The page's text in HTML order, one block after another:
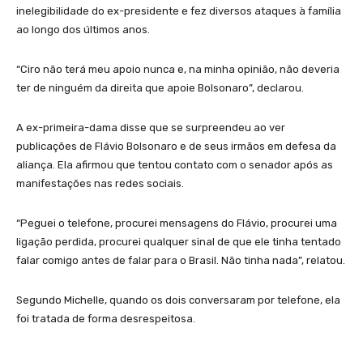
inelegibilidade do ex-presidente e fez diversos ataques à família
ao longo dos últimos anos.
“Ciro não terá meu apoio nunca e, na minha opinião, não deveria
ter de ninguém da direita que apoie Bolsonaro”, declarou.
A ex-primeira-dama disse que se surpreendeu ao ver
publicações de Flávio Bolsonaro e de seus irmãos em defesa da
aliança. Ela afirmou que tentou contato com o senador após as
manifestações nas redes sociais.
“Peguei o telefone, procurei mensagens do Flávio, procurei uma
ligação perdida, procurei qualquer sinal de que ele tinha tentado
falar comigo antes de falar para o Brasil. Não tinha nada”, relatou.
Segundo Michelle, quando os dois conversaram por telefone, ela
foi tratada de forma desrespeitosa.